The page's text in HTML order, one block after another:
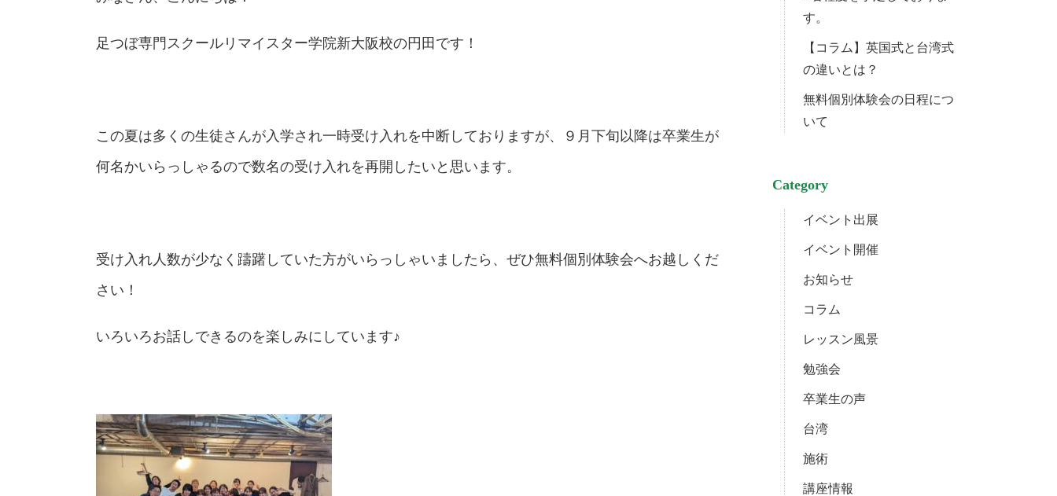
足つぼ専門スクールリマイスター学院新大阪校の円田です！
この夏は多くの生徒さんが入学され一時受け入れを中断しておりますが、９月下旬以降は卒業生が
何名かいらっしゃるので数名の受け入れを再開したいと思います。
受け入れ人数が少なく躊躇していた方がいらっしゃいましたら、ぜひ無料個別体験会へお越しくだ
さい！
いろいろお話しできるのを楽しみにしています♪
す。
【コラム】英国式と台湾式
の違いとは？
無料個別体験会の日程につ
いて
Category
イベント出展
イベント開催
お知らせ
コラム
レッスン風景
勉強会
卒業生の声
台湾
施術
講座情報